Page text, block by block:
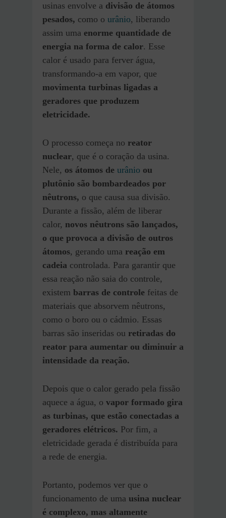
usinas envolve a divisão de átomos
pesados, como o urânio, liberando
assim uma enorme quantidade de
energia na forma de calor. Esse
calor é usado para ferver água,
transformando-a em vapor, que
movimenta turbinas ligadas a
geradores que produzem
eletricidade.
O processo começa no reator
nuclear, que é o coração da usina.
Nele, os átomos de urânio ou
plutônio são bombardeados por
nêutrons, o que causa sua divisão.
Durante a fissão, além de liberar
calor, novos nêutrons são lançados,
o que provoca a divisão de outros
átomos, gerando uma reação em
cadeia controlada. Para garantir que
essa reação não saia do controle,
existem barras de controle feitas de
materiais que absorvem nêutrons,
como o boro ou o cádmio. Essas
barras são inseridas ou retiradas do
reator para aumentar ou diminuir a
intensidade da reação.
Depois que o calor gerado pela fissão
aquece a água, o vapor formado gira
as turbinas, que estão conectadas a
geradores elétricos. Por fim, a
eletricidade gerada é distribuída para
a rede de energia.
Portanto, podemos ver que o
funcionamento de uma usina nuclear
é complexo, mas altamente